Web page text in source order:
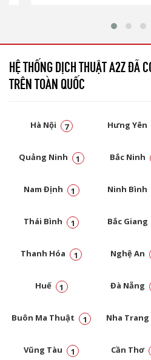
HỆ THỐNG DỊCH THUẬT A2Z ĐÃ
TRÊN TOÀN QUỐC
Hà Nội 7 Hưng Yên
Quảng Ninh 1 Bắc Ninh
Nam Định 1 Ninh Bình
Thái Bình 1 Bắc Giang
Thanh Hóa 1 Nghệ An
Huế 1 Đà Nẵng
Buôn Ma Thuật 1 Nha Trang
Vũng Tàu 1 Cần Thơ